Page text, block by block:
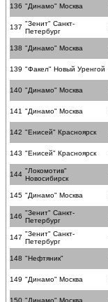
136 "Динамо" Москва
137 "Зенит" Санкт-
Петербург
138 "Динамо" Москва
139 "Факел" Новый Уренгой
140 "Динамо" Москва
141 "Динамо" Москва
142 "Енисей" Красноярск
143 "Енисей" Красноярск
144 "Локомотив"
Новосибирск
145 "Динамо" Москва
146 "Зенит" Санкт-
Петербург
147 "Зенит" Санкт-
Петербург
148 "Нефтяник"
149 "Динамо" Москва
150 "Динамо" Москва